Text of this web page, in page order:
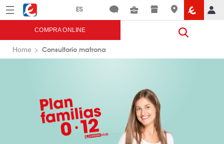
Menú Eroski
COMPRA ONLINE
Home Consultorio matrona